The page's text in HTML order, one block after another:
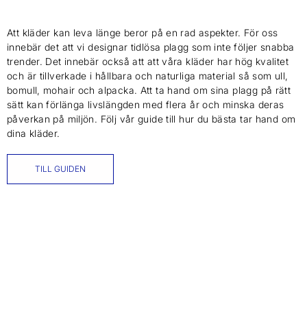
Att kläder kan leva länge beror på en rad aspekter. För oss
innebär det att vi designar tidlösa plagg som inte följer snabba
trender. Det innebär också att att våra kläder har hög kvalitet
och är tillverkade i hållbara och naturliga material så som ull,
bomull, mohair och alpacka. Att ta hand om sina plagg på rätt
sätt kan förlänga livslängden med flera år och minska deras
påverkan på miljön. Följ vår guide till hur du bästa tar hand om
dina kläder.
TILL GUIDEN